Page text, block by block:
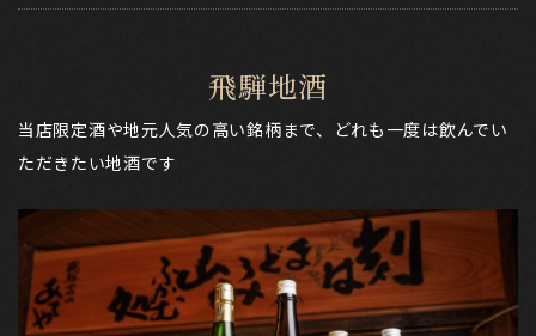
飛騨地酒
当店限定酒や地元人気の高い銘柄まで、どれも一度は飲んでい
ただきたい地酒です